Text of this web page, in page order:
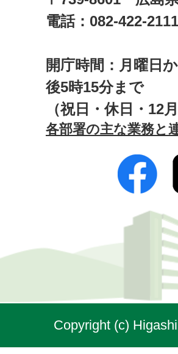
電話：082-422-2111
開庁時間：月曜日
後5時15分まで
（祝日・休日・12
各部署の主な業務と
Copyright (c)